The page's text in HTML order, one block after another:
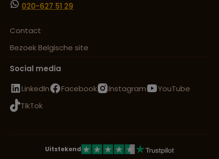
020-627 51 29
Contact
Bezoek Belgische site
Social media
LinkedIn
Facebook Instagram
YouTube
TikTok
Uitstekend